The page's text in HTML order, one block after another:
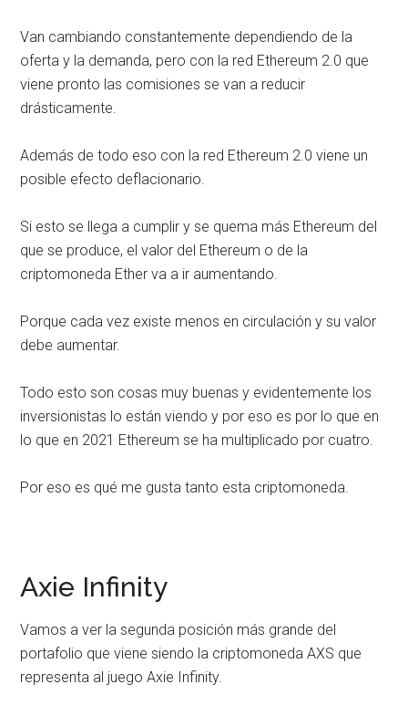
Van cambiando constantemente dependiendo de la
oferta y la demanda, pero con la red Ethereum 2.0 que
viene pronto las comisiones se van a reducir
drásticamente.
Además de todo eso con la red Ethereum 2.0 viene un
posible efecto deflacionario.
Si esto se llega a cumplir y se quema más Ethereum del
que se produce, el valor del Ethereum o de la
criptomoneda Ether va a ir aumentando.
Porque cada vez existe menos en circulación y su valor
debe aumentar.
Todo esto son cosas muy buenas y evidentemente los
inversionistas lo están viendo y por eso es por lo que en
lo que en 2021 Ethereum se ha multiplicado por cuatro.
Por eso es qué me gusta tanto esta criptomoneda.
Axie Infinity
Vamos a ver la segunda posición más grande del
portafolio que viene siendo la criptomoneda AXS que
representa al juego Axie Infinity.